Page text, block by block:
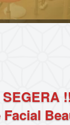
Facial